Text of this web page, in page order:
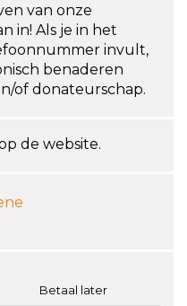
van onze
in! Als je in het
invult,
benaderen
of donateurschap.
de website.
Betaal later